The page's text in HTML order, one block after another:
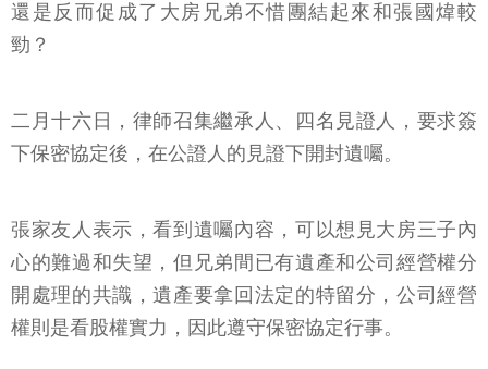
還是反而促成了大房兄弟不惜團結起來和張國煒較
勁？
二月十六日，律師召集繼承人、四名見證人，要求簽
下保密協定後，在公證人的見證下開封遺囑。
張家友人表示，看到遺囑內容，可以想見大房三子內
心的難過和失望，但兄弟間已有遺產和公司經營權分
開處理的共識，遺產要拿回法定的特留分，公司經營
權則是看股權實力，因此遵守保密協定行事。